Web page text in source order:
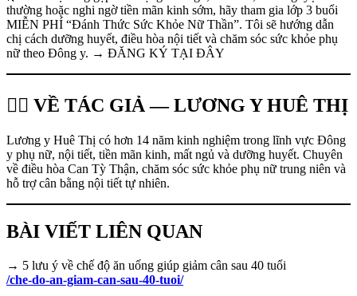
thường hoặc nghi ngờ tiền mãn kinh sớm, hãy tham gia lớp 3 buổi
MIỄN PHÍ “Đánh Thức Sức Khỏe Nữ Thần”. Tôi sẽ hướng dẫn
chị cách dưỡng huyết, điều hòa nội tiết và chăm sóc sức khỏe phụ
nữ theo Đông y. → ĐĂNG KÝ TẠI ĐÂY
👩‍⚕️ VỀ TÁC GIẢ — LƯƠNG Y HUÊ THỊ
Lương y Huê Thị có hơn 14 năm kinh nghiệm trong lĩnh vực Đông
y phụ nữ, nội tiết, tiền mãn kinh, mất ngủ và dưỡng huyết. Chuyên
về điều hòa Can Tỳ Thận, chăm sóc sức khỏe phụ nữ trung niên và
hỗ trợ cân bằng nội tiết tự nhiên.
BÀI VIẾT LIÊN QUAN
→ 5 lưu ý về chế độ ăn uống giúp giảm cân sau 40 tuổi
/che-do-an-giam-can-sau-40-tuoi/